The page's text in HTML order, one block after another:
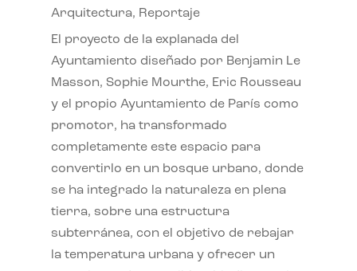
Arquitectura, Reportaje
El proyecto de la explanada del
Ayuntamiento diseñado por Benjamin Le
Masson, Sophie Mourthe, Eric Rousseau
y el propio Ayuntamiento de París como
promotor, ha transformado
completamente este espacio para
convertirlo en un bosque urbano, donde
se ha integrado la naturaleza en plena
tierra, sobre una estructura
subterránea, con el objetivo de rebajar
la temperatura urbana y ofrecer un